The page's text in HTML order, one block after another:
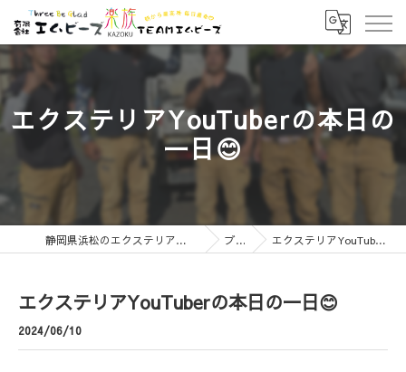
エクステリアYouTuberの本日の
一日😊
静岡県浜松のエクステリアなら有限会社エムビーズ ブログ エクステリアYouTuberの本日の一日😊
エクステリアYouTuberの本日の一日😊
2024/06/10